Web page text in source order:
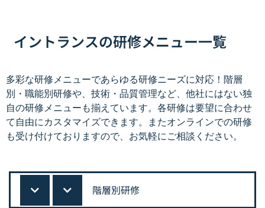
イントランスの研修メニュー一覧
多彩な研修メニューであらゆる研修ニーズに対応！階層
別・職能別研修や、技術・品質管理など、他社にはない独
自の研修メニューも揃えています。各研修は要望に合わせ
て自由にカスタマイズできます。またオンラインでの研修
も受け付けておりますので、お気軽にご相談ください。
階層別研修